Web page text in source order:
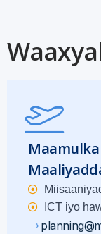
ICT iyo